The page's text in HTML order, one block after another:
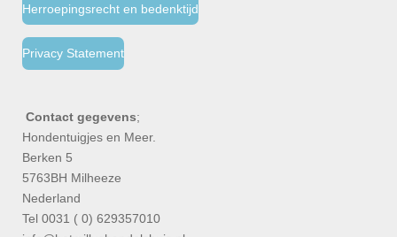
Herroepingsrecht en bedenktijd
Privacy Statement
Contact gegevens;
Hondentuigjes en Meer.
Berken 5
5763BH Milheeze
Nederland
Tel 0031 ( 0) 629357010